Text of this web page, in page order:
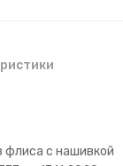
флиса с нашивкой